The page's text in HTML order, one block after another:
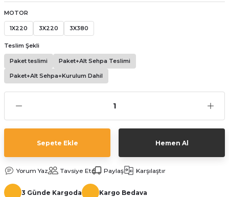
MOTOR
1X220 3X220 3X380
Teslim Şekli
Paket teslimi Paket+Alt Sehpa Teslimi
Paket+Alt Sehpa+Kurulum Dahil
Sepete Ekle Hemen Al
Yorum Yaz Tavsiye Et Paylaş Karşılaştır
3 Günde Kargoda Kargo Bedava